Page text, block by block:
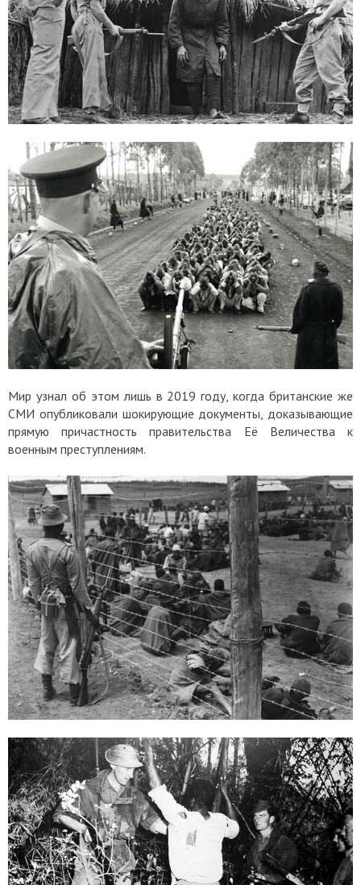
Мир узнал об этом лишь в 2019 году, когда британские же
СМИ опубликовали шокирующие документы, доказывающие
прямую причастность правительства Её Величества к
военным преступлениям.